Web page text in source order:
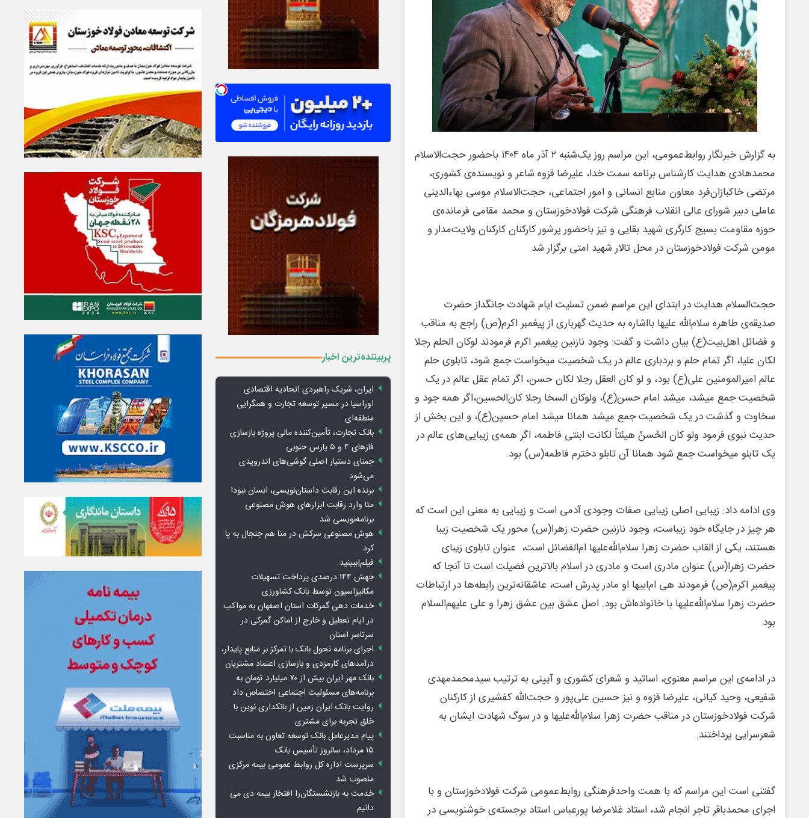
به گزارش خبرنگار روابط‌عمومی، این مراسم روز یک‌شنبه ۲ آذر ماه ۱۴۰۴ باحضور حجت‌الاسلام
محمدهادی هدایت کارشناس برنامه سمت خدا، علیرضا قزوه شاعر و نویسنده‌ی کشوری،
مرتضی خاکبازان‌فرد معاون منابع انسانی و امور اجتماعی، حجت‌الاسلام موسی بهاءالدینی
عاملی دبیر شورای عالی انقلاب فرهنگی شرکت فولادخوزستان و محمد مقامی فرمانده‌ی
حوزه مقاومت بسیج کارگری شهید بقایی و نیز باحضور پرشور کارکنان کارکنان ولایت‌مدار و
مومن شرکت فولادخوزستان در محل تالار شهید امتی برگزار شد.
حجت‌السلام هدایت در ابتدای این مراسم ضمن تسلیت ایام شهادت جانگداز حضرت
صدیقه‌ی طاهره سلام‌الله علیها بااشاره به حدیث گهرباری از پیغمبر اکرم(ص) راجع به مناقب
و فضائل اهل‌بیت(ع) بیان داشت و گفت: وجود نازنین پیغمبر اکرم فرمودند لوکان الحلم رجلا
لکان علیا، اگر تمام حلم و بردباری عالم در یک شخصیت میخواست جمع شود، تابلوی حلم
عالم امیرالمومنین علی(ع) بود، و لو کان العقل رجلا لکان حسن، اگر تمام عقل عالم در یک
شخصیت جمع میشد، میشد امام حسن(ع)، ولوکان السخا رجلا کان‌الحسین،اگر همه جود و
سخاوت و گذشت در یک شخصیت جمع میشد همانا میشد امام حسین(ع)، و این بخش از
حدیث نبوی فرمود ولو کان الحُسنُ هیئتاً لکانت ابنتی فاطمه، اگر همه‌ی زیبایی‌های عالم در
یک تابلو میخواست جمع شود همانا آن تابلو دخترم فاطمه(س) بود.
وی ادامه داد: زیبایی اصلی زیبایی صفات وجودی آدمی است و زیبایی به معنی این است که
هر چیز در جایگاه خود زیباست، وجود نازنین حضرت زهرا(س) محور یک شخصیت زیبا
هستند، یکی از القاب حضرت زهرا سلام‌الله‌علیها ام‌الفضائل است، عنوان تابلوی زیبای
حضرت زهرا(س) عنوان مادری است و مادری در اسلام بالاترین فضیلت است‌ تا آنجا که
پیغمبر اکرم(ص) فرمودند هی ام‌ابیها او مادر پدرش است، عاشقانه‌ترین رابطه‌ها در ارتباطات
حضرت زهرا سلام‌الله‌علیها با خانواده‌اش بود. اصل عشق بین عشق زهرا و علی علیهم‌السلام
بود.
در ادامه‌ی این مراسم معنوی، اساتید و شعرای کشوری و آیینی به ترتیب سیدمحمدمهدی
شفیعی، وحید کیانی، علیرضا قزوه و نیز حسین علی‌پور و حجت‌الله کفشیری از کارکنان
شرکت فولادخوزستان در مناقب حضرت زهرا سلام‌الله‌علیها و در سوگ شهادت ایشان به
شعرسرایی پرداختند.
گفتنی است این مراسم که با همت واحدفرهنگی روابط‌عمومی شرکت فولادخوزستان و با
اجرای محمدباقر تاجر انجام شد، استاد غلامرضا پورعباس استاد برجسته‌ی خوشنویسی در
پربیننده‌ترین اخبار
ایران، شریک راهبردی اتحادیه اقتصادی
اوراسیا در مسیر توسعه تجارت و همگرایی
منطقه‌ای
بانک تجارت، تأمین‌کننده مالی پروژه بازسازی
فازهای ۴ و ۵ پارس حنوبی
جمنای دستیار اصلی گوشی‌های اندرویدی
می‌شود
برنده این رقابت داستان‌نویسی، انسان نبود!
متا وارد رقابت ابزارهای هوش مصنوعی
برنامه‌نویسی شد
هوش مصنوعی سرکش در متا هم جنجال به پا
کرد
فیلم|ببینید:
جهش ۱۴۴ درصدی پرداخت تسهیلات
مکانیزاسیون توسط بانک کشاورزی
خدمات دهی گمرکات استان اصفهان به مواکب
در ایام تعطیل و خارج از اماکن گمرکی در
سرتاسر استان
اجرای برنامه تحول بانک با تمرکز بر منابع پایدار،
درآمدهای کارمزدی و بازسازی اعتماد مشتریان
بانک مهر ایران بیش از ۷۰ میلیارد تومان به
برنامه‌های مسئولیت اجتماعی اختصاص داد
روایت بانک ایران زمین از بانکداری نوین با
خلق تجربه برای مشتری
پیام مدیرعامل بانک توسعه تعاون به مناسبت
۱۵ مرداد، سالروز تأسیس بانک
سرپرست اداره کل روابط عمومی بیمه مرکزی
منصوب شد
خدمت به بازنشستگان‌را افتخار بیمه دی می
دانیم